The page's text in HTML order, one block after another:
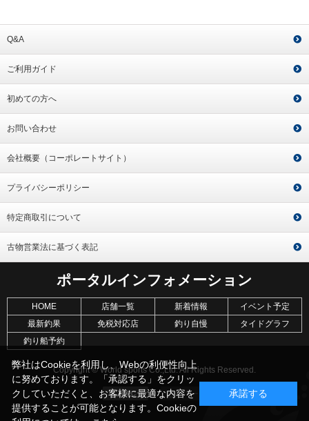
Q&A
ご利用ガイド
初めての方へ
お問い合わせ
会社概要（コーポレートサイト）
プライバシーポリシー
特定商取引について
古物営業法に基づく表記
ポータルインフォメーション
HOME 店舗一覧 新着情報
イベント予定
最新釣果
免税対応店 釣り自慢
タイドグラフ
釣り船予約
Copyright © World sports Co.,Ltd. All Rights Reserved.
弊社はCookieを利用し、Webの利便性向上
に努めております。「承認する」をクリッ
クしていただくと、お客様に最適な内容を
提供することが可能となります。Cookieの
承諾する